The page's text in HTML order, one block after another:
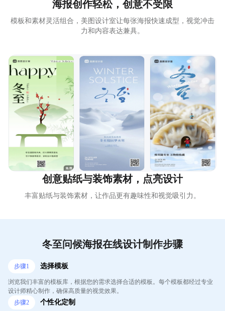
海报创作轻松，创意不受限
模板和素材灵活组合，美图设计室让每张海报快速成型，视觉冲击
力和内容表达兼具。
创意贴纸与装饰素材，点亮设计
丰富贴纸与装饰素材，让作品更有趣味性和视觉吸引力。
冬至问候海报在线设计制作步骤
步骤1 选择模板
浏览我们丰富的模板库，根据您的需求选择合适的模板。每个模板都经过专业
设计师精心制作，确保高质量的视觉效果。
步骤2 个性化定制